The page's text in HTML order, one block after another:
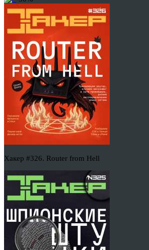
Хакер #326. Router from Hell